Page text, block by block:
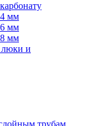
мм
мм
мм
люки и